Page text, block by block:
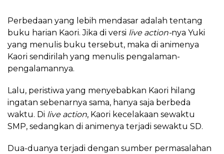
Perbedaan yang lebih mendasar adalah tentang
buku harian Kaori. Jika di versi live action-nya Yuki
yang menulis buku tersebut, maka di animenya
Kaori sendirilah yang menulis pengalaman-
pengalamannya.
Lalu, peristiwa yang menyebabkan Kaori hilang
ingatan sebenarnya sama, hanya saja berbeda
waktu. Di live action, Kaori kecelakaan sewaktu
SMP, sedangkan di animenya terjadi sewaktu SD.
Dua-duanya terjadi dengan sumber permasalahan